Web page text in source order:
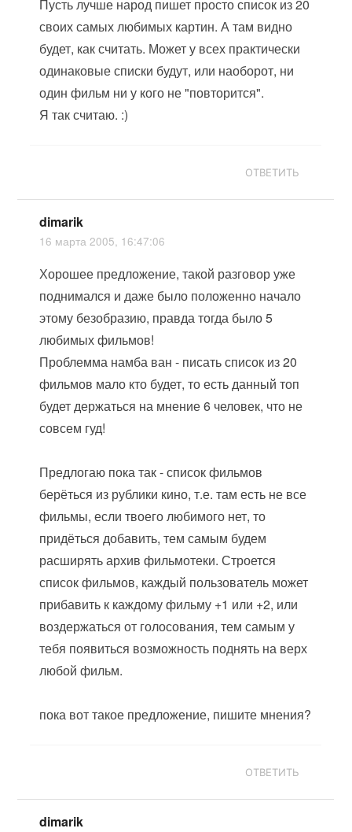
Пусть лучше народ пишет просто список из 20
своих самых любимых картин. А там видно
будет, как считать. Может у всех практически
одинаковые списки будут, или наоборот, ни
один фильм ни у кого не "повторится".
Я так считаю. :)
ОТВЕТИТЬ
dimarik
16 марта 2005, 16:47:06
Хорошее предложение, такой разговор уже
поднимался и даже было положенно начало
этому безобразию, правда тогда было 5
любимых фильмов!
Проблемма намба ван - писать список из 20
фильмов мало кто будет, то есть данный топ
будет держаться на мнение 6 человек, что не
совсем гуд!
Предлогаю пока так - список фильмов
берёться из рублики кино, т.е. там есть не все
фильмы, если твоего любимого нет, то
придёться добавить, тем самым будем
расширять архив фильмотеки. Строется
список фильмов, каждый пользователь может
прибавить к каждому фильму +1 или +2, или
воздержаться от голосования, тем самым у
тебя появиться возможность поднять на верх
любой фильм.
пока вот такое предложение, пишите мнения?
ОТВЕТИТЬ
dimarik